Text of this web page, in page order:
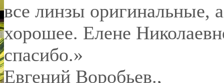
все линзы оригинальные,
хорошее. Елене
спасибо.»
Евгений Воробьев.,